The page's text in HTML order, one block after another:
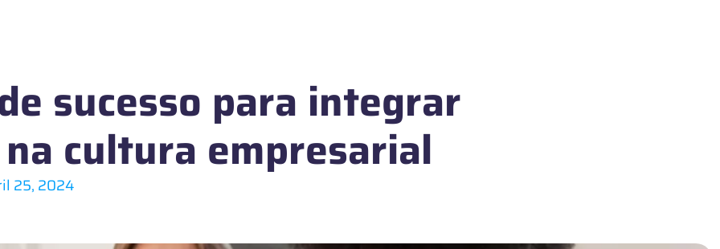
sucesso para integrar
na cultura empresarial
25, 2024